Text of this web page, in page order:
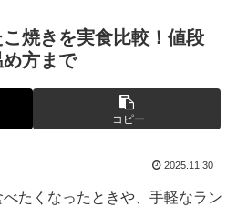
焼きを実食比較！値段
方まで
コピー
2025.11.30
たくなったときや、手軽なラン